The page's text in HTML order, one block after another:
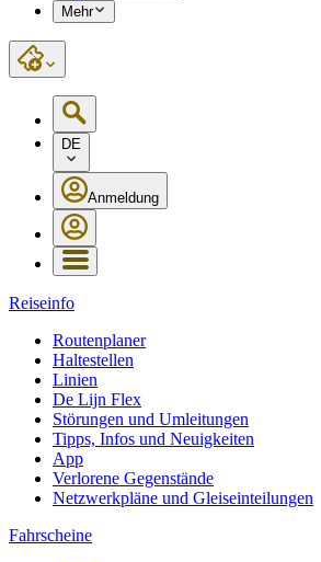
Mehr
DE
Anmeldung
Reiseinfo
Routenplaner
Haltestellen
Linien
De Lijn Flex
Störungen und Umleitungen
Tipps, Infos und Neuigkeiten
App
Verlorene Gegenstände
Netzwerkpläne und Gleiseinteilungen
Fahrscheine